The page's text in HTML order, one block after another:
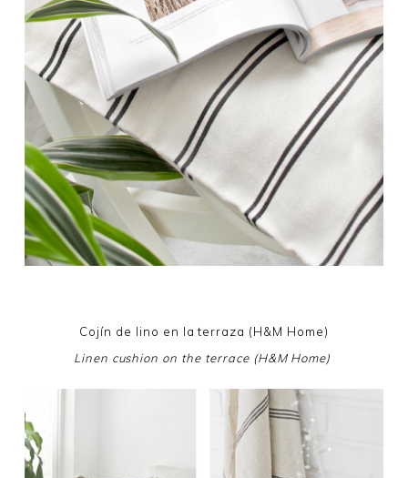
Cojín de lino en la terraza (H&M Home)
Linen cushion on the terrace (H&M Home)